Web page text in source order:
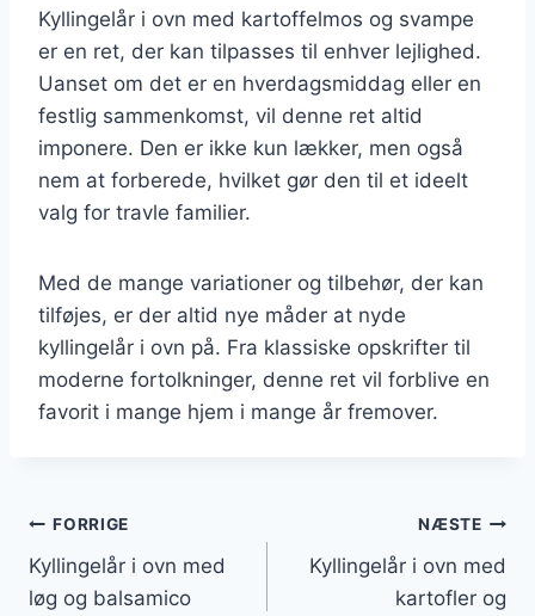
Kyllingelår i ovn med kartoffelmos og svampe
er en ret, der kan tilpasses til enhver lejlighed.
Uanset om det er en hverdagsmiddag eller en
festlig sammenkomst, vil denne ret altid
imponere. Den er ikke kun lækker, men også
nem at forberede, hvilket gør den til et ideelt
valg for travle familier.
Med de mange variationer og tilbehør, der kan
tilføjes, er der altid nye måder at nyde
kyllingelår i ovn på. Fra klassiske opskrifter til
moderne fortolkninger, denne ret vil forblive en
favorit i mange hjem i mange år fremover.
Indlægsnavigation
FORRIGE
Kyllingelår i ovn med
løg og balsamico
NÆSTE
Kyllingelår i ovn med
kartofler og